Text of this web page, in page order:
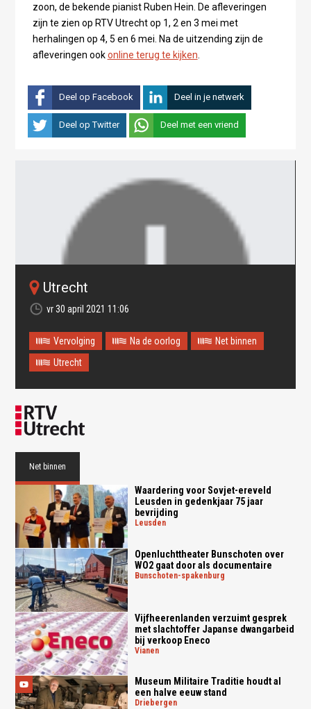
zoon, de bekende pianist Ruben Hein. De afleveringen
zijn te zien op RTV Utrecht op 1, 2 en 3 mei met
herhalingen op 4, 5 en 6 mei. Na de uitzending zijn de
afleveringen ookonline terug te kijken
Deel op Facebook Deel in je netwerk
Deel op Twitter Deel met een vriend
Oops! Something went
JavaScript console for technical details.
Utrecht
vr 30 april 2021 11:06
Vervolging Na de oorlog
Net binnen
Utrecht
Net binnen
Waardering voor Sovjet-ereveld
Leusden in gedenkjaar 75 jaar
bevrijding
leusden
Openluchttheater Bunschoten over
WO2 gaat door als documentaire
bunschoten-spakenburg
Vijfheerenlanden verzuimt gesprek
met slachtoffer Japanse dwangarbeid
bij verkoop Eneco
vianen
Museum Militaire Traditie houdt al
een halve eeuw stand
driebergen